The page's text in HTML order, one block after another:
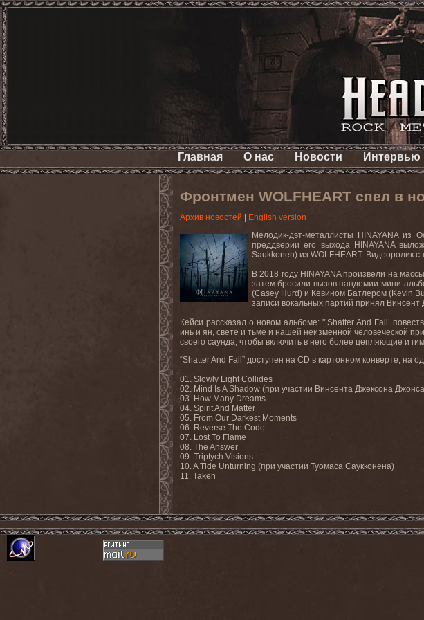
Главная О нас Новости Интервью
Фронтмен WOLFHEART спел в
Архив новостей
English version
Мелодик-дэт-металлисты
HINAYANA из
преддверии его выхода HINAYANA
Saukkonen) из WOLFHEART. Видеоролик с
В 2018 году HINAYANA произвели на
затем бросили вызов пандемии мини-
(Casey Hurd) и Кевином Батлером (Kevin
записи вокальных партий принял Винсент
Кейси рассказал о новом альбоме: "’Shatter And Fall ’
инь и ян, свете и тьме и нашей неизменной человеческой
своего саунда, чтобы включить в него более цепляющие и
“ShatterAnd Fall ” доступен на CD в картонном конверте, на
01. Slowly Light Collides
02. Mind Is A Shadow (при участии Винсента Джексона Джонса
03. How Many Dreams
04. Spirit And Matter
05. From Our Darkest Moments
06. Reverse The Code
07. Lost To Flame
08. The Answer
09. Triptych Visions
10. A Tide Unturning (при участии Туомаса Саукконена)
11. Taken